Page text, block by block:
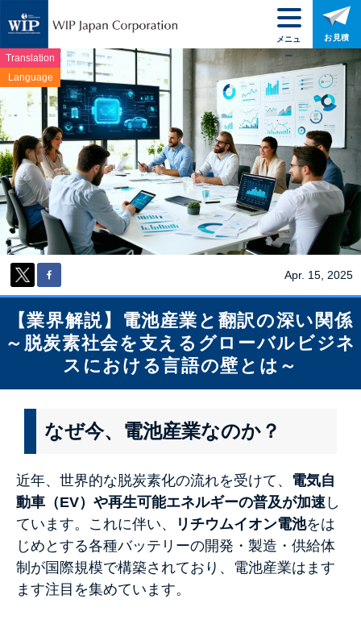
Translation
Language
Apr. 15, 2025
【業界解説】電池産業と翻訳の深い関係
～脱炭素社会を支えるグローバルビジネ
スにおける言語の壁とは～
なぜ今、電池産業なのか？
近年、世界的な脱炭素化の流れを受けて、 電気自
動車（EV）や再生可能エネルギーの普及が加速 し
ています。これに伴い、
リチウムイオン電池をは
じめとする各種バッテリーの開発・製造・供給体
制が国際規模で構築されており、電池産業はます
ます注目を集めています。
メニュ
ー
お見積